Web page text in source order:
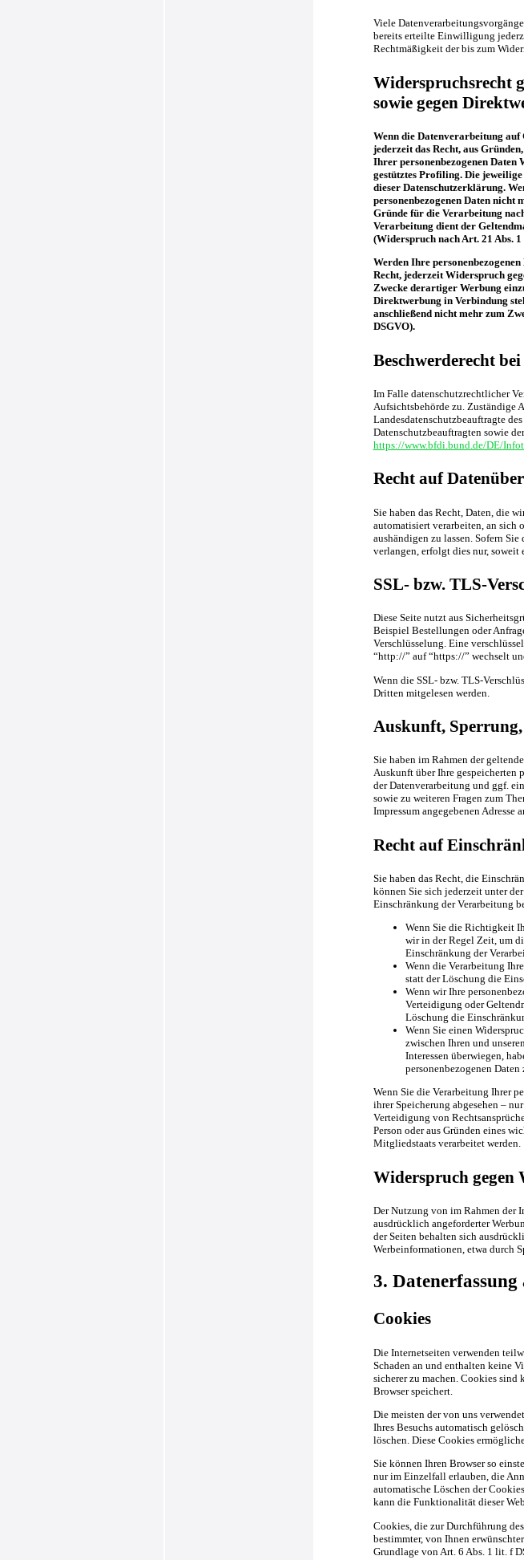
Viele
bereits erteilte Einwilligung
Rechtmäßigkeit der bis zum
Widerspruchsrecht
sowie gegen
Wenn die Datenverarbeitung auf
jederzeit das Recht, aus
Ihrer personenbezogenen Daten
gestütztes Profiling. Die
dieser Datenschutzerklärung.
personenbezogenen Daten nicht
Gründe für die Verarbeitung
Verarbeitung dient der
(Widerspruch nach Art. 21 Abs. 1
Werden Ihre
Recht, jederzeit Widerspruch
Zwecke derartiger Werbung
Direktwerbung in Verbindung
anschließend nicht mehr zum
DSGVO).
Beschwerderecht
Im Falle datenschutzrechtlicher
Aufsichtsbehörde zu. Zuständige
Landesdatenschutzbeauftragte
Datenschutzbeauftragten sowie
https://www.bfdi.bund.de/DE/
Recht auf
Sie haben das Recht, Daten, die
automatisiert verarbeiten, an sich
aushändigen zu lassen. Sofern
verlangen, erfolgt dies nur, soweit
SSL- bzw. TLS-
Diese Seite nutzt aus
Beispiel Bestellungen oder
Verschlüsselung. Eine
“http://” auf “https://” wechselt
Wenn die SSL- bzw. TLS-
Dritten mitgelesen werden.
Auskunft,
Sie haben im Rahmen der
Auskunft über Ihre gespeicherten
der Datenverarbeitung und ggf.
sowie zu weiteren Fragen zum
Impressum angegebenen Adresse
Recht auf
Sie haben das Recht, die
können Sie sich jederzeit unter
Einschränkung der Verarbeitung
Wenn Sie die Richtigkeit
wir in der Regel Zeit, um
Einschränkung der
Wenn die Verarbeitung
statt der Löschung die
Wenn wir Ihre
Verteidigung oder
Löschung die
Wenn Sie einen
zwischen Ihren und
Interessen überwiegen,
personenbezogenen Daten
Wenn Sie die Verarbeitung Ihrer
ihrer Speicherung abgesehen –
Verteidigung von
Person oder aus Gründen eines
Mitgliedstaats verarbeitet werden.
Widerspruch gegen
Der Nutzung von im Rahmen der
ausdrücklich angeforderter
der Seiten behalten sich
Werbeinformationen, etwa durch
3.
Cookies
Die Internetseiten verwenden
Schaden an und enthalten keine
sicherer zu machen. Cookies sind
Browser speichert.
Die meisten der von uns
Ihres Besuchs automatisch
löschen. Diese Cookies
Sie können Ihren Browser so
nur im Einzelfall erlauben, die
automatische Löschen der
kann die Funktionalität dieser
Cookies, die zur Durchführung
bestimmter, von Ihnen
Grundlage von Art. 6 Abs. 1 lit. f